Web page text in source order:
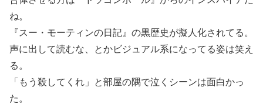
ね。
『スー・モーティンの日記』の黒歴史が擬人化されてる。
声に出して読むな、とかビジュアル系になってる姿は笑え
る。
「もう殺してくれ」と部屋の隅で泣くシーンは面白かっ
た。